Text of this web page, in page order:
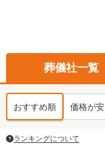
葬儀社一覧
おすすめ順 価格が
ランキングについて